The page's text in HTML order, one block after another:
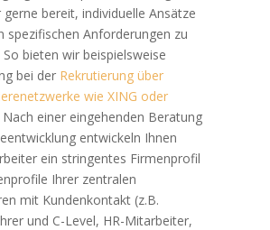
gerne bereit, individuelle Ansätze
spezifischen Anforderungen zu
bieten wir beispielsweise
bei der Rekrutierung über
wie XING oder
Nach einer eingehenden Beratung
entwickeln Ihnen
ein stringentes Firmenprofil
Ihrer zentralen
mit Kundenkontakt (z.B.
und C-Level, HR-Mitarbeiter,